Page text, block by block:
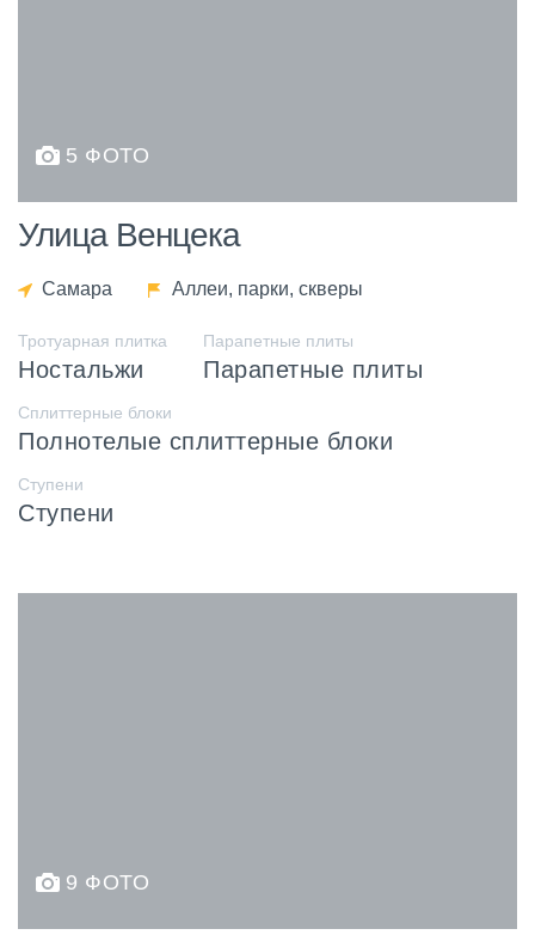
5 ФОТО
Улица Венцека
Самара Аллеи, парки, скверы
Тротуарная плитка
Ностальжи
Парапетные плиты
Парапетные плиты
Сплиттерные блоки
Полнотелые сплиттерные блоки
Ступени
Ступени
9 ФОТО